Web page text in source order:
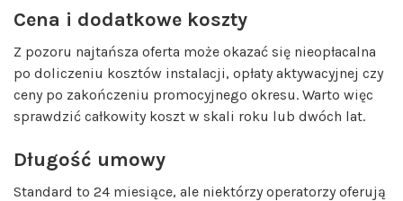
Cena i dodatkowe koszty
Z pozoru najtańsza oferta może okazać się nieopłacalna
po doliczeniu kosztów instalacji, opłaty aktywacyjnej czy
ceny po zakończeniu promocyjnego okresu. Warto więc
sprawdzić całkowity koszt w skali roku lub dwóch lat.
Długość umowy
Standard to 24 miesiące, ale niektórzy operatorzy oferują